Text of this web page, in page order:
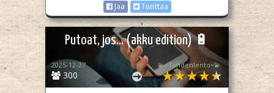
Jaa
Twiittaa
Putoat, jos... (akku edition) 🔋
300
2025-12-27 💫~Tähdenlento~💫